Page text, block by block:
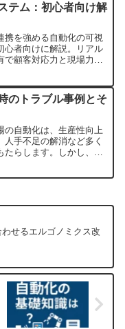
テム：初心者向け解
携を強める自動化の可視
心者向けに解説。リアル
で顧客対応力と現場力を
のトラブル事例とそ
の自動化は、生産性向上
人手不足の解消など多く
たらします。しかし、自
せるエルゴノミクス改